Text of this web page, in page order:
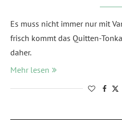
Es muss nicht immer nur mit
frisch kommt das Quitten-
daher.
Mehr lesen